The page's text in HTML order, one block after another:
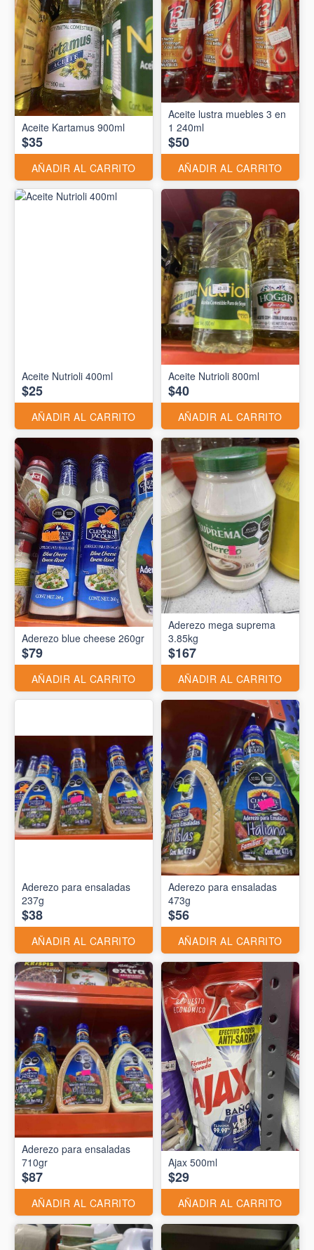
Aceite Kartamus 900ml
$35
AÑADIR AL CARRITO
Aceite lustra muebles 3 en
1 240ml
$50
AÑADIR AL CARRITO
Aceite Nutrioli 400ml
$25
AÑADIR AL CARRITO
Aceite Nutrioli 800ml
$40
AÑADIR AL CARRITO
Aderezo blue cheese 260gr
$79
AÑADIR AL CARRITO
Aderezo mega suprema
3.85kg
$167
AÑADIR AL CARRITO
Aderezo para ensaladas
237g
$38
AÑADIR AL CARRITO
Aderezo para ensaladas
473g
$56
AÑADIR AL CARRITO
Aderezo para ensaladas
710gr
$87
AÑADIR AL CARRITO
Ajax 500ml
$29
AÑADIR AL CARRITO